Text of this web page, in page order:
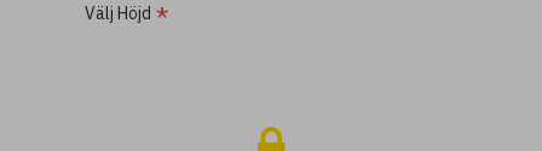
Välj Höjd